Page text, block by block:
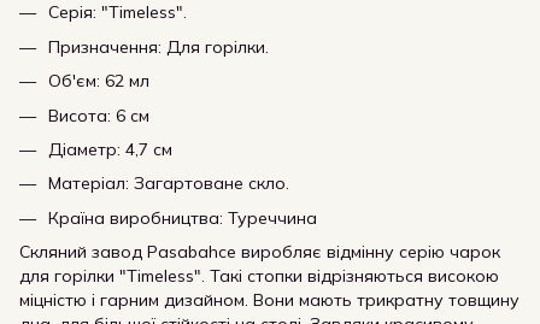
Серія: "Timeless".
Призначення: Для горілки.
Об'єм: 62 мл
Висота: 6 см
Діаметр: 4,7 см
Матеріал: Загартоване скло.
Країна виробництва: Туреччина
Скляний завод Pasabahce виробляє відмінну серію чарок
для горілки "Timeless". Такі стопки відрізняються високою
міцністю і гарним дизайном. Вони мають трикратну товщину